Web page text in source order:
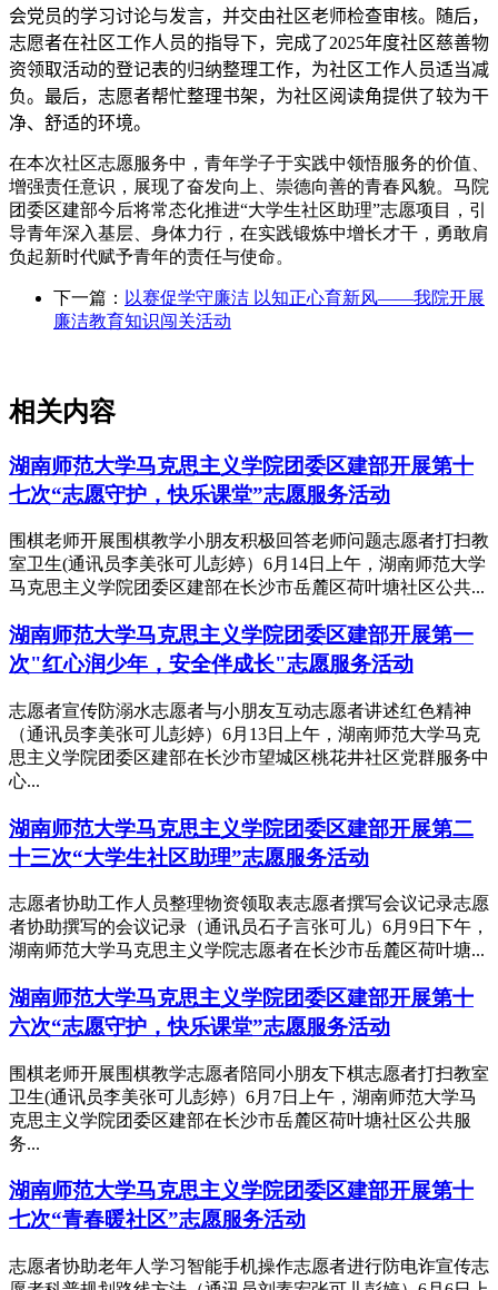
会党员的学习讨论与发言，并交由社区老师检查审核。随后，
志愿者在社区工作人员的指导下，完成了2025年度社区慈善物
资领取活动的登记表的归纳整理工作，为社区工作人员适当减
负。最后，志愿者帮忙整理书架，为社区阅读角提供了较为干
净、舒适的环境。
在本次社区志愿服务中，青年学子于实践中领悟服务的价值、
增强责任意识，展现了奋发向上、崇德向善的青春风貌。马院
团委区建部今后将常态化推进“大学生社区助理”志愿项目，引
导青年深入基层、身体力行，在实践锻炼中增长才干，勇敢肩
负起新时代赋予青年的责任与使命。
下一篇： 以赛促学守廉洁 以知正心育新风——我院开展
廉洁教育知识闯关活动
相关内容
湖南师范大学马克思主义学院团委区建部开展第十
七次“志愿守护，快乐课堂”志愿服务活动
围棋老师开展围棋教学小朋友积极回答老师问题志愿者打扫教
室卫生(通讯员李美张可儿彭婷）6月14日上午，湖南师范大学
马克思主义学院团委区建部在长沙市岳麓区荷叶塘社区公共...
湖南师范大学马克思主义学院团委区建部开展第一
次"红心润少年，安全伴成长"志愿服务活动
志愿者宣传防溺水志愿者与小朋友互动志愿者讲述红色精神
（通讯员李美张可儿彭婷）6月13日上午，湖南师范大学马克
思主义学院团委区建部在长沙市望城区桃花井社区党群服务中
心...
湖南师范大学马克思主义学院团委区建部开展第二
十三次“大学生社区助理”志愿服务活动
志愿者协助工作人员整理物资领取表志愿者撰写会议记录志愿
者协助撰写的会议记录（通讯员石子言张可儿）6月9日下午，
湖南师范大学马克思主义学院志愿者在长沙市岳麓区荷叶塘...
湖南师范大学马克思主义学院团委区建部开展第十
六次“志愿守护，快乐课堂”志愿服务活动
围棋老师开展围棋教学志愿者陪同小朋友下棋志愿者打扫教室
卫生(通讯员李美张可儿彭婷）6月7日上午，湖南师范大学马
克思主义学院团委区建部在长沙市岳麓区荷叶塘社区公共服
务...
湖南师范大学马克思主义学院团委区建部开展第十
七次“青春暖社区”志愿服务活动
志愿者协助老年人学习智能手机操作志愿者进行防电诈宣传志